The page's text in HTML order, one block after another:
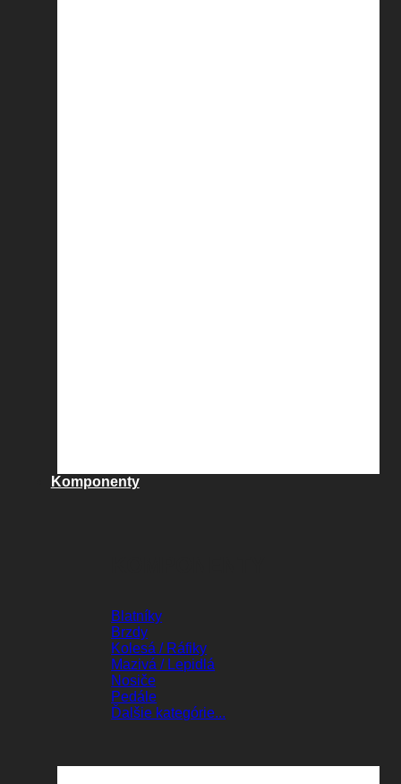
Komponenty
Blatníky
Brzdy
Kolesá / Ráfiky
Mazivá / Lepidlá
Nosiče
Pedále
Ďalšie kategórie...